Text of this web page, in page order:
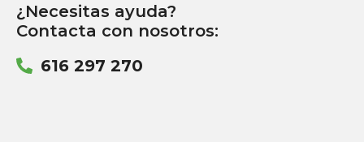
¿Necesitas ayuda?
Contacta con nosotros:
616 297 270